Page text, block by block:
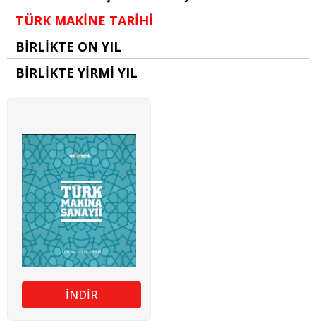
TÜRK MAKİNE TARİHİ
BİRLİKTE ON YIL
BİRLİKTE YİRMİ YIL
İNDİR